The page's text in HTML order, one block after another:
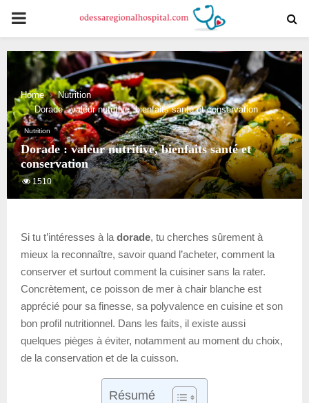
PRIMARY
MENU
Home
Nutrition
Dorade : valeur nutritive, bienfaits santé et conservation
Nutrition
Dorade : valeur nutritive, bienfaits santé et
conservation
1510
Si tu t’intéresses à la dorade, tu cherches sûrement à
mieux la reconnaître, savoir quand l’acheter, comment la
conserver et surtout comment la cuisiner sans la rater.
Concrètement, ce poisson de mer à chair blanche est
apprécié pour sa finesse, sa polyvalence en cuisine et son
bon profil nutritionnel. Dans les faits, il existe aussi
quelques pièges à éviter, notamment au moment du choix,
de la conservation et de la cuisson.
Résumé